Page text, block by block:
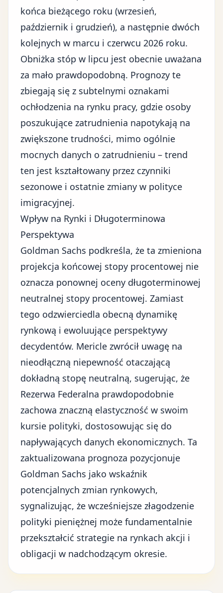
końca bieżącego roku (wrzesień,
październik i grudzień), a następnie dwóch
kolejnych w marcu i czerwcu 2026 roku.
Obniżka stóp w lipcu jest obecnie uważana
za mało prawdopodobną. Prognozy te
zbiegają się z subtelnymi oznakami
ochłodzenia na rynku pracy, gdzie osoby
poszukujące zatrudnienia napotykają na
zwiększone trudności, mimo ogólnie
mocnych danych o zatrudnieniu – trend
ten jest kształtowany przez czynniki
sezonowe i ostatnie zmiany w polityce
imigracyjnej.
Wpływ na Rynki i Długoterminowa
Perspektywa
Goldman Sachs podkreśla, że ta zmieniona
projekcja końcowej stopy procentowej nie
oznacza ponownej oceny długoterminowej
neutralnej stopy procentowej. Zamiast
tego odzwierciedla obecną dynamikę
rynkową i ewoluujące perspektywy
decydentów. Mericle zwrócił uwagę na
nieodłączną niepewność otaczającą
dokładną stopę neutralną, sugerując, że
Rezerwa Federalna prawdopodobnie
zachowa znaczną elastyczność w swoim
kursie polityki, dostosowując się do
napływających danych ekonomicznych. Ta
zaktualizowana prognoza pozycjonuje
Goldman Sachs jako wskaźnik
potencjalnych zmian rynkowych,
sygnalizując, że wcześniejsze złagodzenie
polityki pieniężnej może fundamentalnie
przekształcić strategie na rynkach akcji i
obligacji w nadchodzącym okresie.